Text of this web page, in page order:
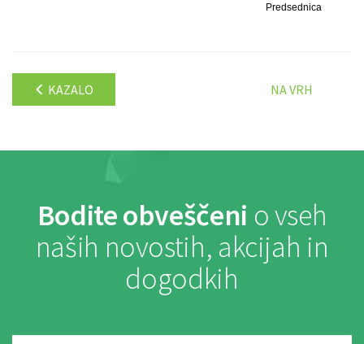
Predsednica
KAZALO NA VRH
Bodite obveščeni o vseh
naših novostih, akcijah in
dogodkih